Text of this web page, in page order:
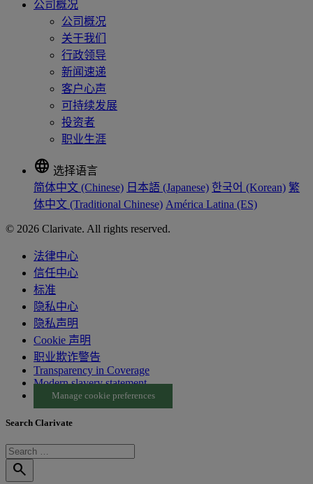
公司概况
公司概况
关于我们
行政领导
新闻速递
客户心声
可持续发展
投资者
职业生涯
language 选择语言
简体中文 (Chinese) 日本語 (Japanese) 한국어 (Korean) 繁
体中文 (Traditional Chinese) América Latina (ES)
© 2026 Clarivate. All rights reserved.
法律中心
信任中心
标准
隐私中心
隐私声明
Cookie 声明
职业欺诈警告
Transparency in Coverage
Modern slavery statement
Manage cookie preferences
Search Clarivate
search